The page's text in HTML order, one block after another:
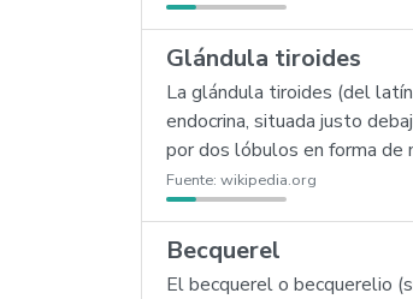
Glándula tiroides
La glándula tiroides (del
endocrina, situada justo
por dos lóbulos en forma de
Fuente: wikipedia.org
Becquerel
El becquerel o becquerelio